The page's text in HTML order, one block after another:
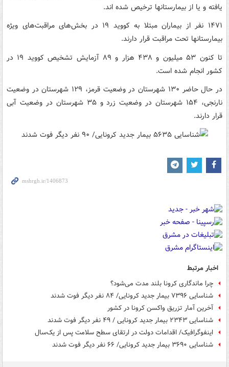
یافته و یا از بیمارستانها ترخیص شده اند.
۱۴۷۱ نفر از بیماران مبتلا به کووید ۱۹ در بخش‌های مراقبت‌های ویژه
بیمارستانها تحت مراقبت قرار دارند.
تا کنون ۵۳ میلیون و ۴۳۸ هزار و ۸۹ آزمایش تشخیص کووید ۱۹ در
کشور انجام شده است.
در حال حاضر ۱۳۰ شهرستان در وضعیت قرمز، ۱۲۹ شهرستان در وضعیت
نارنجی، ۱۵۴ شهرستان در وضعیت زرد و ۳۵ شهرستان در وضعیت آبی
قرار دارند.
اخبار مرتبط
چرا ماندگاری کرونا بلند مدت می‌شود؟
شناسایی ۷۳۹۶ بیمار جدید کرونایی/ ۸۴ نفر دیگر فوت شدند
آخرین آمار تزریق واکسن کرونا در کشور
شناسایی ۲۳۴۳ بیمار جدید کرونایی / ۴۹ نفر دیگر فوت شدند
اینفوگرافیک/ اقدامات دولت در ارتقای سطح سلامت پس از یک‌سال
شناسایی ۳۶۹۰ بیمار جدید کرونایی/ ۶۶ نفر دیگر فوت شدند